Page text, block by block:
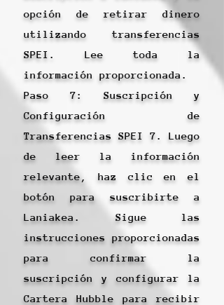
opción de retirar dinero
utilizando transferencias
SPEI. Lee toda la
información proporcionada.
Paso 7: Suscripción y
Configuración de
Transferencias SPEI 7. Luego
de leer la información
relevante, haz clic en el
botón para suscribirte a
Laniakea. Sigue las
instrucciones proporcionadas
para confirmar la
suscripción y configurar la
Cartera Hubble para recibir